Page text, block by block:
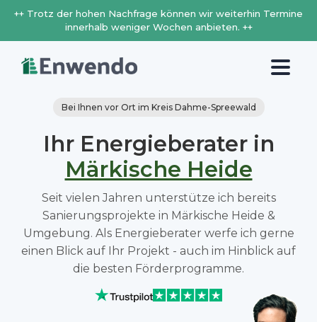
++ Trotz der hohen Nachfrage können wir weiterhin Termine
innerhalb weniger Wochen anbieten. ++
Bei Ihnen vor Ort im Kreis Dahme-Spreewald
Ihr Energieberater in
Märkische Heide
Seit vielen Jahren unterstütze ich bereits
Sanierungsprojekte in Märkische Heide &
Umgebung. Als Energieberater werfe ich gerne
einen Blick auf Ihr Projekt - auch im Hinblick auf
die besten Förderprogramme.